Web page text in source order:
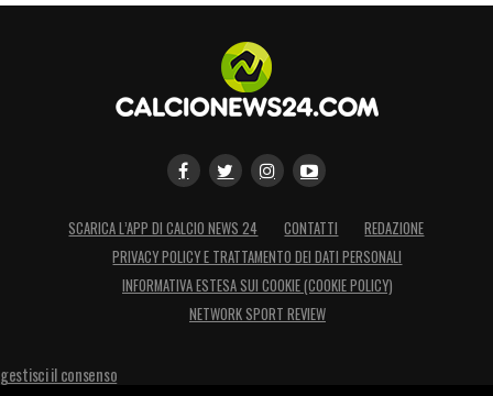
SCARICA L’APP DI CALCIO NEWS 24 CONTATTI
REDAZIONE
PRIVACY POLICY E TRATTAMENTO DEI DATI PERSONALI
INFORMATIVA ESTESA SUI COOKIE (COOKIE POLICY)
NETWORK SPORT REVIEW
gestisci il consenso